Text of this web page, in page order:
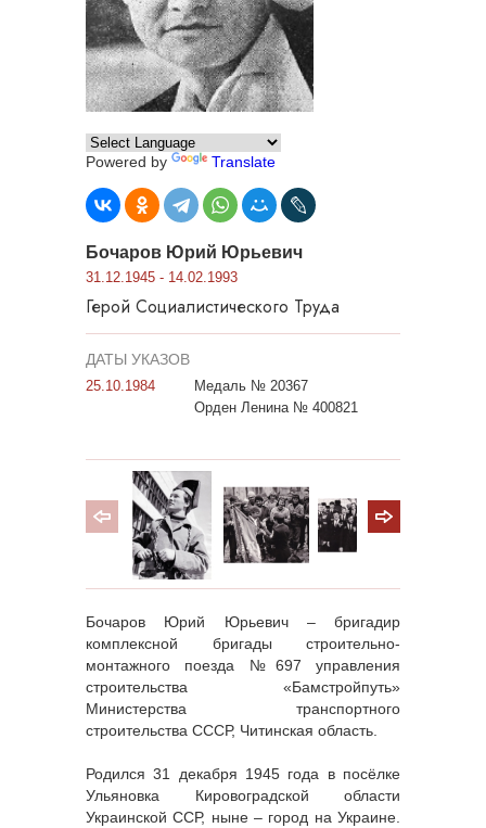
Powered by Translate
Бочаров Юрий Юрьевич
31.12.1945 - 14.02.1993
Герой Социалистического Труда
ДАТЫ УКАЗОВ
25.10.1984
Медаль № 20367
Орден Ленина № 400821
Бочаров Юрий Юрьевич – бригадир
комплексной бригады строительно-
монтажного поезда №697 управления
строительства «Бамстройпуть»
Министерства транспортного
строительства СССР, Читинская область.
Родился 31 декабря 1945 года в посёлке
Ульяновка Кировоградской области
Украинской ССР, ныне – город на Украине.